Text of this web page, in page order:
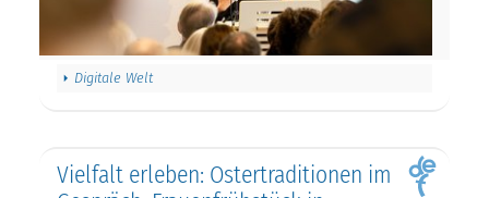
Vielfalt erleben: Ostertraditionen im
Gespräch: Frauenfrühstück in